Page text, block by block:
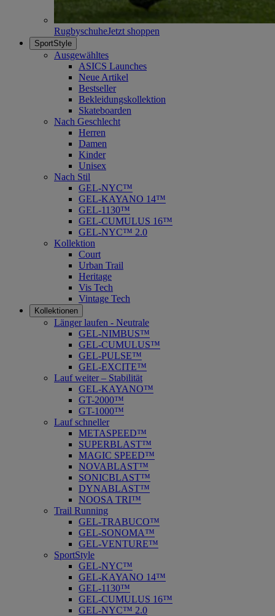
RugbyschuheJetzt shoppen
SportStyle
Ausgewähltes
ASICS Launches
Neue Artikel
Bestseller
Bekleidungskollektion
Skateboarden
Nach Geschlecht
Herren
Damen
Kinder
Unisex
Nach Stil
GEL-NYC™
GEL-KAYANO 14™
GEL-1130™
GEL-CUMULUS 16™
GEL-NYC™ 2.0
Kollektion
Court
Urban Trail
Heritage
Vis Tech
Vintage Tech
Kollektionen
Länger laufen - Neutrale
GEL-NIMBUS™
GEL-CUMULUS™
GEL-PULSE™
GEL-EXCITE™
Lauf weiter – Stabilität
GEL-KAYANO™
GT-2000™
GT-1000™
Lauf schneller
METASPEED™
SUPERBLAST™
MAGIC SPEED™
NOVABLAST™
SONICBLAST™
DYNABLAST™
NOOSA TRI™
Trail Running
GEL-TRABUCO™
GEL-SONOMA™
GEL-VENTURE™
SportStyle
GEL-NYC™
GEL-KAYANO 14™
GEL-1130™
GEL-CUMULUS 16™
GEL-NYC™ 2.0